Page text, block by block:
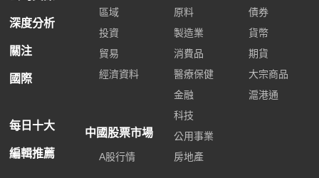
深度分析
關注
國際
每日十大
編輯推薦
區域
投資
貿易
經濟資料
中國股票市場
A股行情
原料
製造業
消費品
醫療保健
金融
科技
公用事業
房地產
債券
貨幣
期貨
大宗商品
滬港通